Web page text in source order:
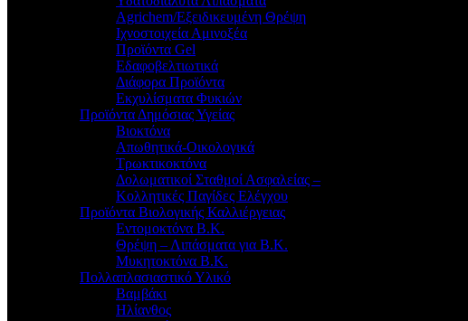
Agrichem/Εξειδικευμένη Θρέψη
Ιχνοστοιχεία Αμινοξέα
Προϊόντα Gel
Εδαφοβελτιωτικά
Διάφορα Προϊόντα
Εκχυλίσματα Φυκιών
Προϊόντα Δημόσιας Υγείας
Βιοκτόνα
Απωθητικά-Οικολογικά
Τρωκτικοκτόνα
Δολωματικοί Σταθμοί Ασφαλείας –
Κολλητικές Παγίδες Ελέγχου
Προϊόντα Βιολογικής Καλλιέργειας
Εντομοκτόνα Β.Κ.
Θρέψη – Λιπάσματα για Β.Κ.
Μυκητοκτόνα Β.Κ.
Πολλαπλασιαστικό Υλικό
Βαμβάκι
Ηλίανθος